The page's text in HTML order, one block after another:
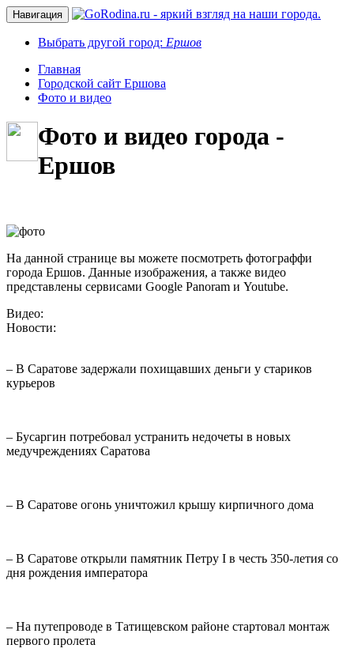
Навигация
Выбрать другой город: Ершов
Главная
Городской сайт Ершова
Фото и видео
Фото и видео города -
Ершов
На данной странице вы можете посмотреть фотограффи
города Ершов. Данные изображения, а также видео
представлены сервисами Google Panoram и Youtube.
Видео:
Новости:
– В Саратове задержали похищавших деньги у стариков
курьеров
– Бусаргин потребовал устранить недочеты в новых
медучреждениях Саратова
– В Саратове огонь уничтожил крышу кирпичного дома
– В Саратове открыли памятник Петру I в честь 350-летия со
дня рождения императора
– На путепроводе в Татищевском районе стартовал монтаж
первого пролета